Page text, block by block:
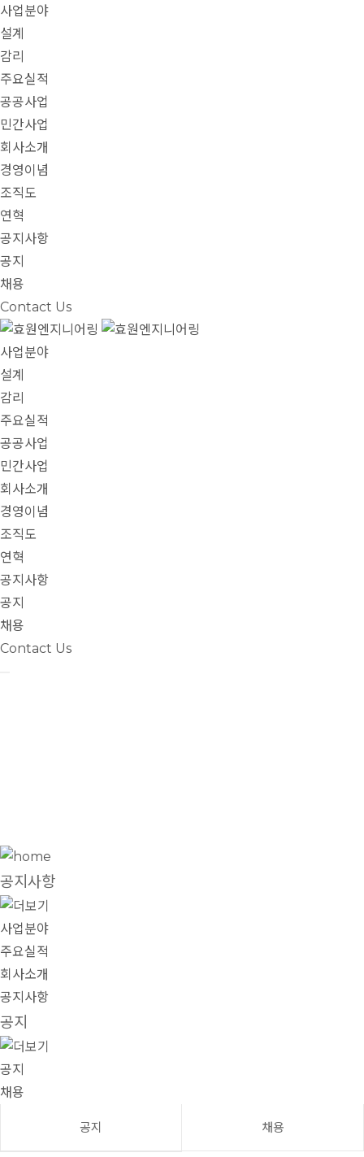
사업분야
설계
감리
주요실적
공공사업
민간사업
회사소개
경영이념
조직도
연혁
공지사항
공지
채용
Contact Us
사업분야
설계
감리
주요실적
공공사업
민간사업
회사소개
경영이념
조직도
연혁
공지사항
공지
채용
Contact Us
공지사항
사업분야
주요실적
회사소개
공지사항
공지
공지
채용
공지 채용